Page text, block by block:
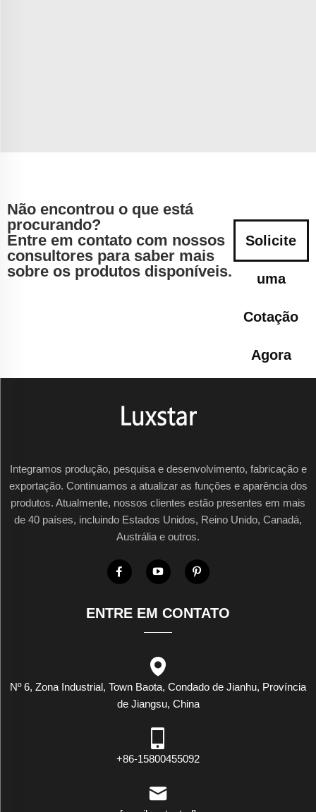
Não encontrou o que está
procurando?
Entre em contato com nossos
consultores para saber mais
sobre os produtos disponíveis.
Solicite
uma
Cotação
Agora
Integramos produção, pesquisa e desenvolvimento, fabricação e
exportação. Continuamos a atualizar as funções e aparência dos
produtos. Atualmente, nossos clientes estão presentes em mais
de 40 países, incluindo Estados Unidos, Reino Unido, Canadá,
Austrália e outros.
ENTRE EM CONTATO
Nº 6, Zona Industrial, Town Baota, Condado de Jianhu, Província
de Jiangsu, China
+86-15800455092